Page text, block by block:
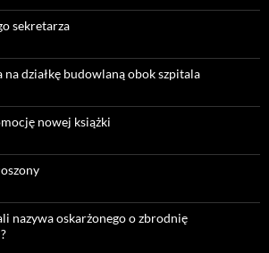
sekretarza
na działkę budowlaną obok szpitala
nowej książki
nazywa oskarżonego o zbrodnię